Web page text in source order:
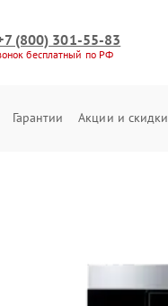
(800) 301-55-83
бесплатный по РФ
Гарантии Акции и скидки